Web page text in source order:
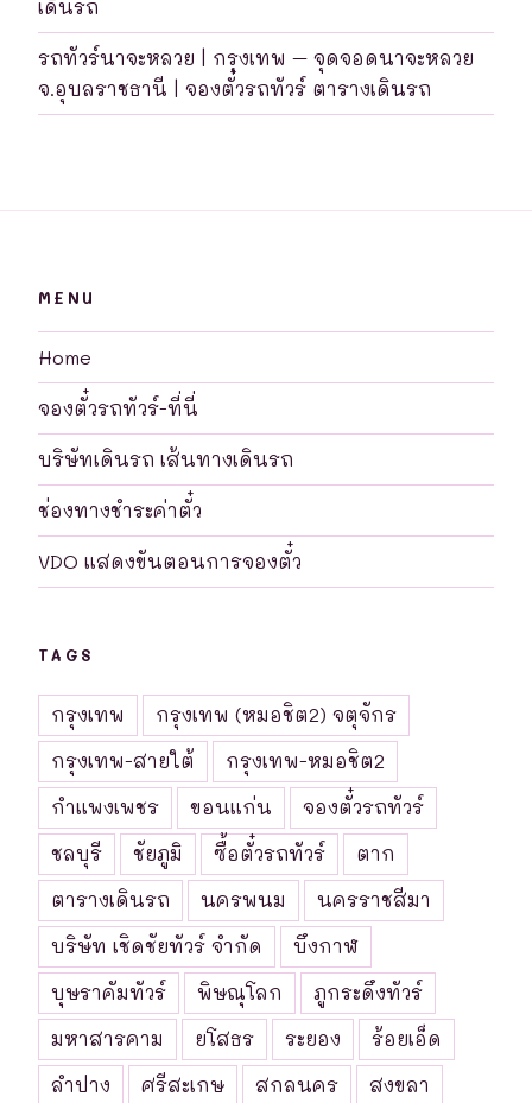
เดินรถ
รถทัวร์นาจะหลวย | กรุงเทพ – จุดจอดนาจะหลวย
จ.อุบลราชธานี | จองตั๋วรถทัวร์ ตารางเดินรถ
MENU
Home
จองตั๋วรถทัวร์-ที่นี่
บริษัทเดินรถ เส้นทางเดินรถ
ช่องทางชำระค่าตั๋ว
VDO แสดงขันตอนการจองตั๋ว
TAGS
กรุงเทพ
กรุงเทพ (หมอชิต2) จตุจักร
กรุงเทพ-สายใต้
กรุงเทพ-หมอชิต2
กำแพงเพชร
ขอนแก่น
จองตั๋วรถทัวร์
ชลบุรี
ชัยภูมิ ซื้อตั๋วรถทัวร์
ตาก
ตารางเดินรถ
นครพนม
นครราชสีมา
บริษัท เชิดชัยทัวร์ จำกัด
บึงกาฬ
บุษราคัมทัวร์
พิษณุโลก
ภูกระดึงทัวร์
มหาสารคาม
ยโสธร ระยอง
ร้อยเอ็ด
ลำปาง
ศรีสะเกษ สกลนคร
สงขลา